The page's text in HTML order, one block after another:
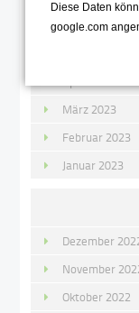
Juni 2023
März 2023
Februar 2023
Januar 2023
Dezember
November
Oktober 2022
Diese Daten
google.com